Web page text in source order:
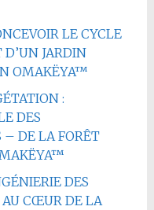
LE CYCLE
JARDIN
OMAKËYA™
:
DES
– DE LA FORÊT
DES
AU CŒUR DE LA